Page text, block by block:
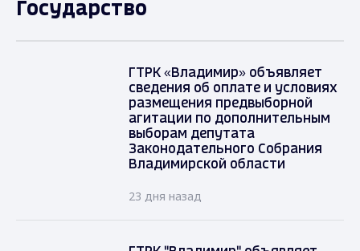
Государство
ГТРК «Владимир» объявляет
сведения об оплате и условиях
размещения предвыборной
агитации по дополнительным
выборам депутата
Законодательного Собрания
Владимирской области
23 дня назад